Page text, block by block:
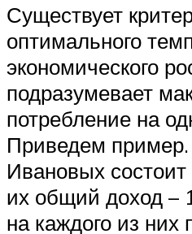
Существует
оптимального
экономического
подразумевает
потребление на
Приведем
Ивановых
их общий доход –
на каждого из них